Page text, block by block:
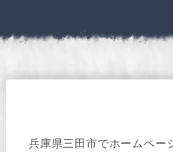
兵庫県三田市でホームペー